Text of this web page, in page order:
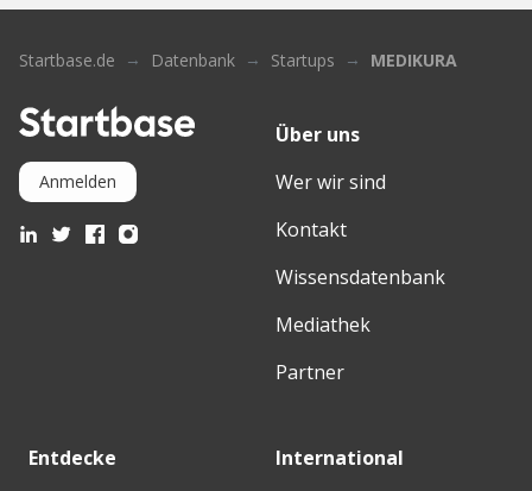
Startbase.de Datenbank Startups MEDIKURA
Anmelden
Über uns
Wer wir sind
Kontakt
Wissensdatenbank
Mediathek
Partner
Entdecke
International